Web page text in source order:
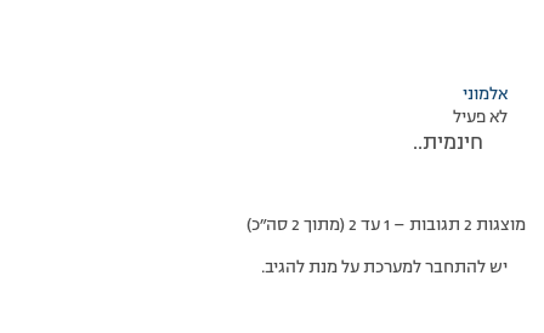
אלמוני
לא פעיל
חינמית..
מוצגות 2 תגובות – 1 עד 2 (מתוך 2 סה״כ)
יש להתחבר למערכת על מנת להגיב.